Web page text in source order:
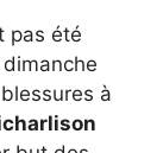
pas été
à